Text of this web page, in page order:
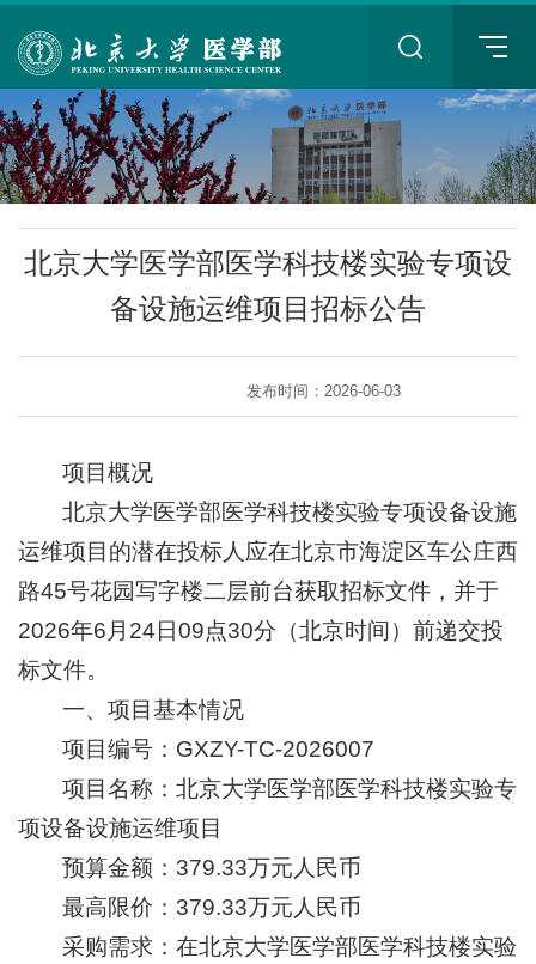
+
+
+
+
北京大学医学部医学科技楼实验专项设
备设施运维项目招标公告
发布时间：2026-06-03
项目概况
北京大学医学部医学科技楼实验专项设备设施
运维项目的潜在投标人应在北京市海淀区车公庄西
路45号花园写字楼二层前台获取招标文件，并于
2026年6月24日09点30分（北京时间）前递交投
标文件。
一、项目基本情况
项目编号：GXZY-TC-2026007
项目名称：北京大学医学部医学科技楼实验专
项设备设施运维项目
预算金额：379.33万元人民币
最高限价：379.33万元人民币
采购需求：在北京大学医学部医学科技楼实验